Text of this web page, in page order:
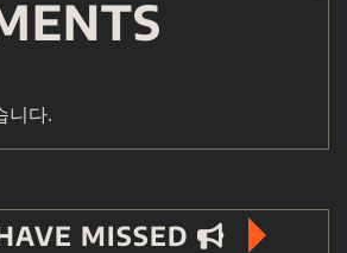
니다.
MISSED